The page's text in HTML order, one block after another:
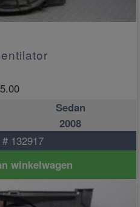
Sedan
2008
132917
winkelwagen